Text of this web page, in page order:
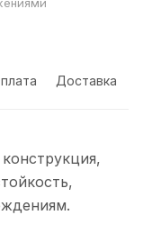
Доставка